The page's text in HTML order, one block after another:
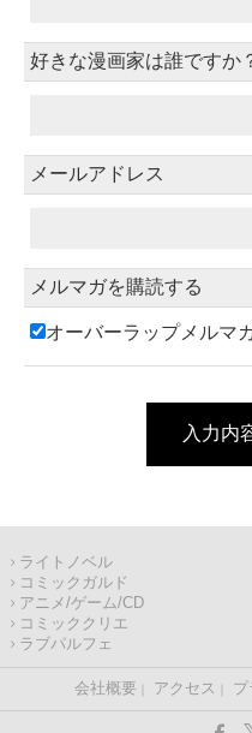
好きな漫画家は誰ですか
メールアドレス
メルマガを購読する
オーバーラップメルマ
入力内
ライトノベル
コミックガルド
アニメ/ゲーム/CD
コミッククリエ
ラブパルフェ
会社概要 アクセス プ